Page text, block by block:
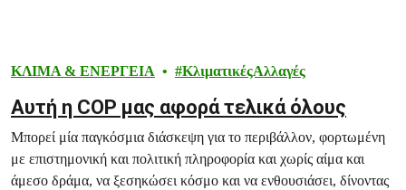
ΚΛΙΜΑ & ΕΝΕΡΓΕΙΑ ΚλιματικέςΑλλαγές
Αυτή η COP μας αφορά τελικά όλους
Μπορεί μία παγκόσμια διάσκεψη για το περιβάλλον, φορτωμένη
με επιστημονική και πολιτική πληροφορία και χωρίς αίμα και
άμεσο δράμα, να ξεσηκώσει κόσμο και να ενθουσιάσει, δίνοντας